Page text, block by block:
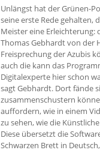
Unlängst hat der Grünen-
seine erste Rede gehalten,
Meister eine Erleichterung:
Thomas Gebhardt von der
Freisprechung der Azubis
auch die kann das
Digitalexperte hier schon
sagt Gebhardt. Dort fände
zusammenschustern
auffordern, wie in einem
zu sehen, wie die
Diese übersetzt die
Schwarzen Brett in